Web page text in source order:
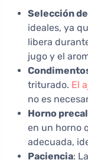
Selección
ideales, ya
libera
jugo y el
triturado. El
no es
Horno
en un horno
adecuada,
Paciencia: